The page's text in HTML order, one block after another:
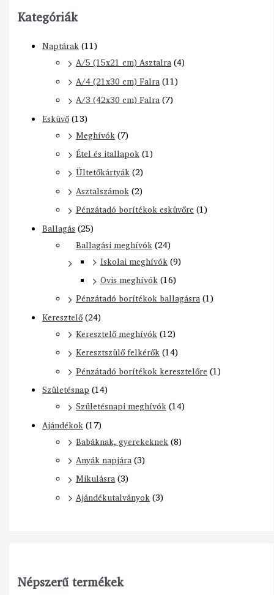
Kategóriák
Naptárak(11)
A/5 (15x21 cm) Asztalra(4)
A/4 (21x30 cm) Falra(11)
A/3 (42x30 cm) Falra(7)
Esküvő(13)
Meghívók(7)
Étel és itallapok(1)
Ültetőkártyák(2)
Asztalszámok(2)
Pénzátadó borítékok esküvőre (1)
Ballagás (25)
Ballagási meghívók(24)
Iskolai meghívók(9)
Ovis meghívók(16)
Pénzátadó borítékok ballagásra(1)
Keresztelő(24)
Keresztelő meghívók(12)
Keresztszülő felkérők(14)
Pénzátadó borítékok keresztelőre (1)
Születésnap (14)
Születésnapi meghívók(14)
Ajándékok(17)
Babáknak, gyerekeknek(8)
Anyák napjára(3)
Mikulásra(3)
Ajándékutalványok(3)
Népszerű termékek